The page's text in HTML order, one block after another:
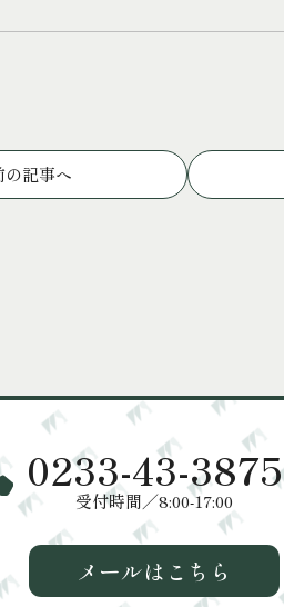
の記事へ
0233-43-3875
受付時間／8:00-17:00
メールはこちら